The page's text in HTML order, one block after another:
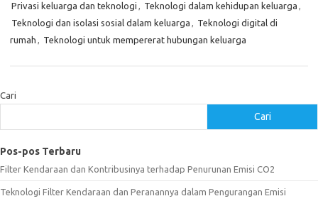
Privasi keluarga dan teknologi , Teknologi dalam kehidupan keluarga ,
Teknologi dan isolasi sosial dalam keluarga , Teknologi digital di
rumah , Teknologi untuk mempererat hubungan keluarga
Cari
Cari
Pos-pos Terbaru
Filter Kendaraan dan Kontribusinya terhadap Penurunan Emisi CO2
Teknologi Filter Kendaraan dan Peranannya dalam Pengurangan Emisi